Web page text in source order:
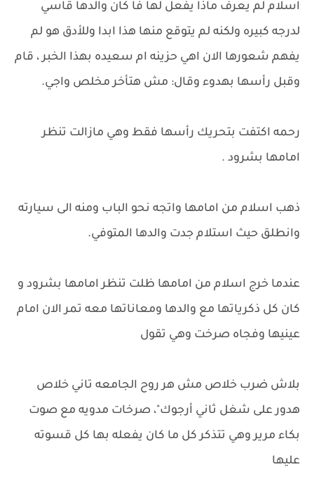
اسلام لم يعرف ماذا يفعل لها فا كان والدها قاسي
لدرجه كبيره ولكنه لم يتوقع منها هذا ابدا وللأدق هو لم
يفهم شعورها الان اهي حزينه ام سعيده بهذا الخبر ، قام
وقبل رأسها بهدوء وقال: مش هتأخر مخلص واجي.
رحمه اكتفت بتحريك رأسها فقط وهي مازالت تنظر
امامها بشرود .
ذهب اسلام من امامها واتجه نحو الباب ومنه الى سيارته
وانطلق حيث استلام جدت والدها المتوفي.
عندما خرج اسلام من امامها ظلت تنظر امامها بشرود و
كان كل ذكرياتها مع والدها ومعاناتها معه تمر الان امام
عينيها وفجاه صرخت وهي تقول
بلاش ضرب خلاص مش هر روح الجامعه تاني خلاص
هدور على شغل ثاني أرجوك"، صرخات مدويه مع صوت
بكاء مرير وهي تتذكر كل ما كان يفعله بها كل قسوته
عليها